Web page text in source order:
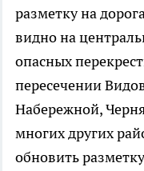
разметку на
видно на
опасных
пересечении
Набережной,
многих других
обновить